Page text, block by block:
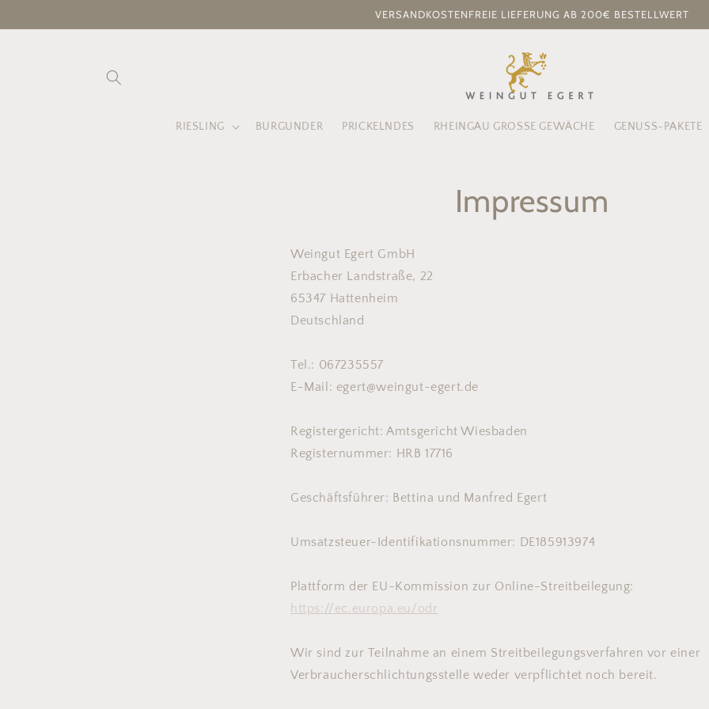
Inhalt
VERSANDKOSTENFREIE LIEFERUNG AB 200€ BESTELLWERT
RIESLING BURGUNDER PRICKELNDES RHEINGAU GROSSE GEWÄCHE GENUSS-PAKETE
Impressum
Weingut Egert GmbH
Erbacher Landstraße, 22
65347 Hattenheim
Deutschland
Tel.: 067235557
E-Mail: egert@weingut-egert.de
Registergericht: Amtsgericht Wiesbaden
Registernummer: HRB 17716
Geschäftsführer: Bettina und Manfred Egert
Umsatzsteuer-Identifikationsnummer: DE185913974
Plattform der EU-Kommission zur Online-Streitbeilegung:
https://ec.europa.eu/odr
Wir sind zur Teilnahme an einem Streitbeilegungsverfahren vor einer
Verbraucherschlichtungsstelle weder verpflichtet noch bereit.